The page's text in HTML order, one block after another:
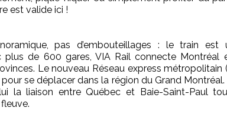
est valide ici !
pas d’embouteillages : le train est
plus de 600 gares, VIA Rail connecte Montréal
Le nouveau Réseau express métropolitain
se déplacer dans la région du Grand
la liaison entre Québec et Baie-Saint-Paul